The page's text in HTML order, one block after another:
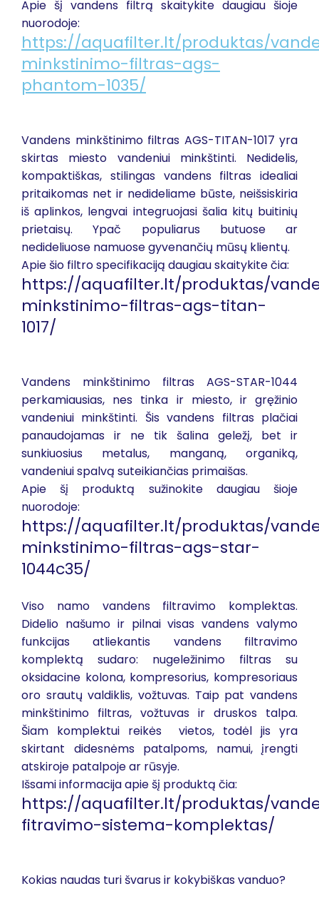
Apie šį vandens filtrą skaitykite daugiau šioje
nuorodoje:
https://aquafilter.lt/produktas/
minkstinimo-filtras-ags-
phantom-1035/
Vandens minkštinimo filtras AGS-TITAN-1017 yra
skirtas miesto vandeniui minkštinti. Nedidelis,
kompaktiškas, stilingas vandens filtras idealiai
pritaikomas net ir nedideliame būste, neišsiskiria
iš aplinkos, lengvai integruojasi šalia kitų buitinių
prietaisų. Ypač populiarus butuose ar
nedideliuose namuose gyvenančių mūsų klientų.
Apie šio filtro specifikaciją daugiau skaitykite čia:
https://aquafilter.lt/produktas/
minkstinimo-filtras-ags-titan-
1017/
Vandens minkštinimo filtras AGS-STAR-1044
perkamiausias, nes tinka ir miesto, ir gręžinio
vandeniui minkštinti. Šis vandens filtras plačiai
panaudojamas ir ne tik šalina geležį, bet ir
sunkiuosius metalus, manganą, organiką,
vandeniui spalvą suteikiančias primaišas.
Apie šį produktą sužinokite daugiau šioje
nuorodoje:
https://aquafilter.lt/produktas/
minkstinimo-filtras-ags-star-
1044c35/
Viso namo vandens filtravimo komplektas.
Didelio našumo ir pilnai visas vandens valymo
funkcijas atliekantis vandens filtravimo
komplektą sudaro: nugeležinimo filtras su
oksidacine kolona, kompresorius, kompresoriaus
oro srautų valdiklis, vožtuvas. Taip pat vandens
minkštinimo filtras, vožtuvas ir druskos talpa.
Šiam komplektui reikės vietos, todėl jis yra
skirtant didesnėms patalpoms, namui, įrengti
atskiroje patalpoje ar rūsyje.
Išsami informacija apie šį produktą čia:
https://aquafilter.lt/produktas/
fitravimo-sistema-komplektas/
Kokias naudas turi švarus ir kokybiškas vanduo?